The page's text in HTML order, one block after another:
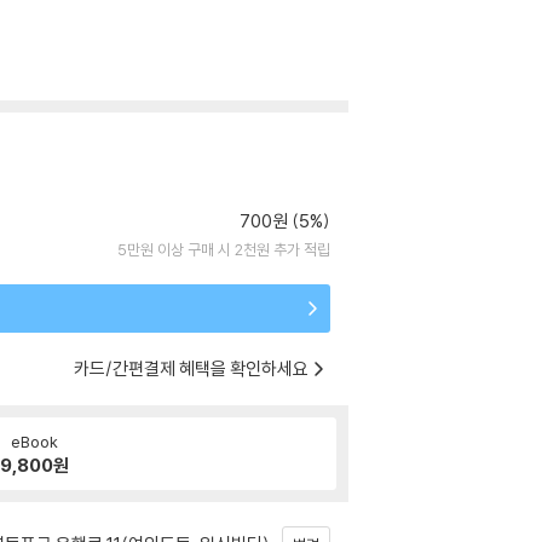
700원 (5%)
5만원 이상 구매 시 2천원 추가 적립
카드/간편결제 혜택을 확인하세요
eBook
9,800원